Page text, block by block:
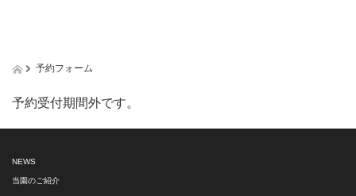
予約フォーム
予約受付期間外です。
NEWS
当園のご紹介